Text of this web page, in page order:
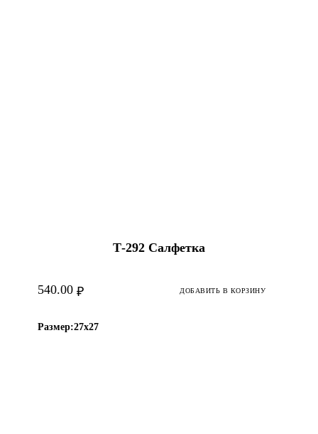
Т-292 Салфетка
₽
540.00 ДОБАВИТЬ В КОРЗИНУ
Размер:27х27